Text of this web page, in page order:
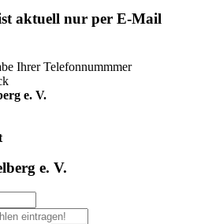
aktuell nur per E-Mail
Ihrer Telefonnummmer
e. V.
e. V.